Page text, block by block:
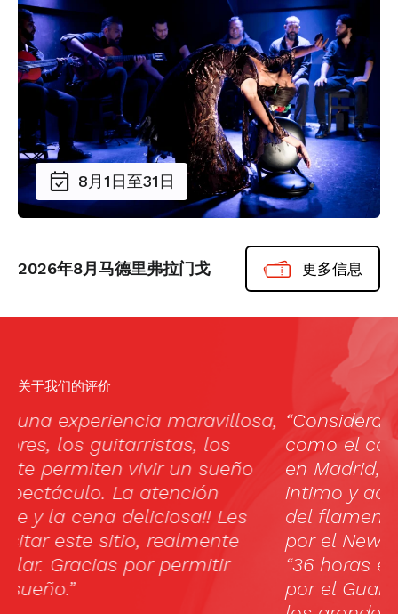
8月1日至31日
2026年8月马德里弗拉门戈 更多信息
关于我们的评价
“Considerado por los ‘connoisseurs’
como el corazón y alma del flamenco
en Madrid, El Cardamomo es un tablao
intimo y acogedor donde vivir la pasión
del flamenco autentico. Seleccionado
por el New York Times en su artículo
“36 horas en Madrid” y recomendado
por el Guardian como el tablao donde